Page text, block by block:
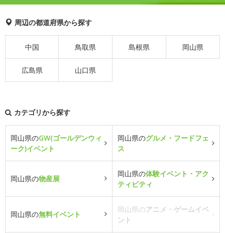
周辺の都道府県から探す
中国 鳥取県 島根県 岡山県
広島県 山口県
カテゴリから探す
岡山県のGW(ゴールデンウィ
ーク)イベント
岡山県のグルメ・フードフェ
ス
岡山県の物産展
岡山県の体験イベント・アク
ティビティ
岡山県の無料イベント
岡山県のアニメ・ゲームイベ
ント